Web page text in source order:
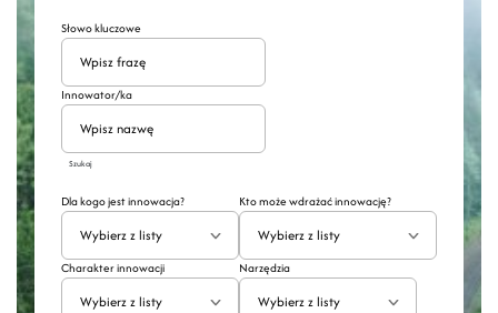
Słowo kluczowe
Innowator/ka
Szukaj
Dla kogo jest innowacja?
Wybierz z listy
Kto może wdrażać innowację?
Wybierz z listy
Charakter innowacji
Wybierz z listy
Narzędzia
Wybierz z listy